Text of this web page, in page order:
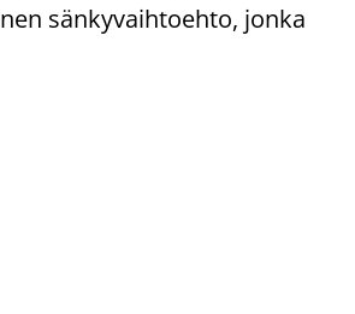
sänkyvaihtoehto, jonka